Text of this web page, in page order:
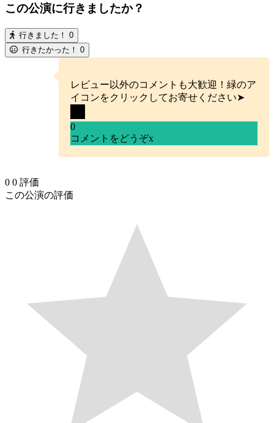
この公演に行きましたか？
行きました！ 0
行きたかった！ 0
レビュー以外のコメントも大歓迎！緑のア
イコンをクリックしてお寄せください➤
0
コメントをどうぞx
0 0 評価
この公演の評価